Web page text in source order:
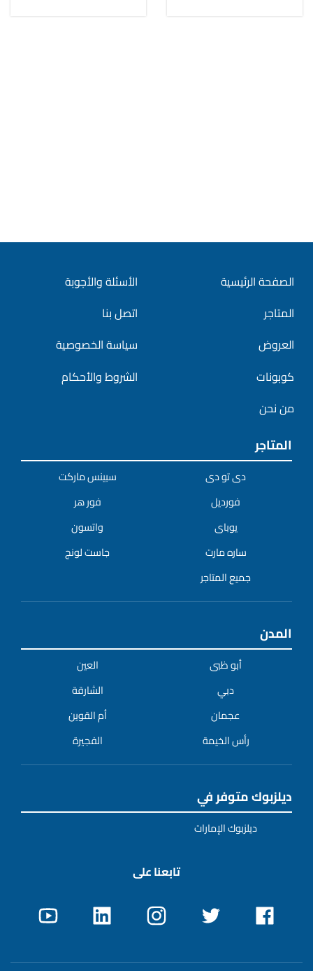
الصفحة الرئيسية
المتاجر
العروض
كوبونات
من نحن
الأسئلة والأجوبة
اتصل بنا
سياسة الخصوصية
الشروط والأحكام
المتاجر
دى تو دى
سبينس ماركت
فورديل
فور هر
يوباى
واتسون
ساره مارت
جاست لونج
جميع المتاجر
المدن
أبو ظبى
العين
دبي
الشارقة
عجمان
أم القوين
رأس الخيمة
الفجيرة
ديلزبوك متوفر في
ديلزبوك الإمارات
تابعنا على